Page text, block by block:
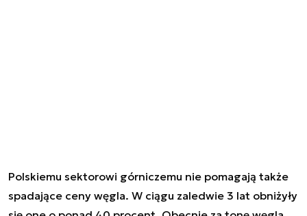
Polskiemu sektorowi górniczemu nie pomagają także
spadające ceny węgla. W ciągu zaledwie 3 lat obniżyły